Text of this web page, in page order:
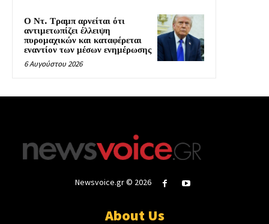
Ο Ντ. Τραμπ αρνείται ότι
αντιμετωπίζει έλλειψη
πυρομαχικών και καταφέρεται
εναντίον των μέσων ενημέρωσης
6 Αυγούστου 2026
Newsvoice.gr © 2026
About Us